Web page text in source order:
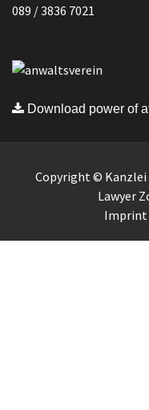
089 / 3836 7021
Download power of
Copyright © Kanzlei
Lawyer
Imprint